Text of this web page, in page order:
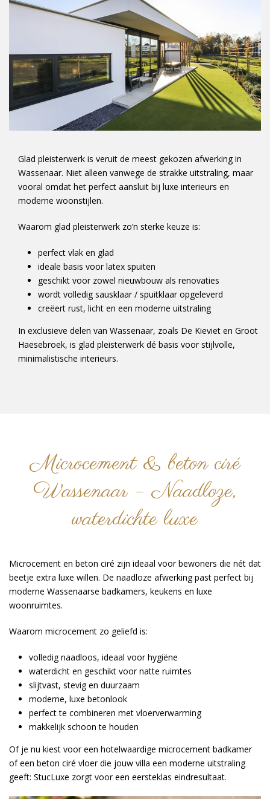
Glad pleisterwerk is veruit de meest gekozen afwerking in
Wassenaar. Niet alleen vanwege de strakke uitstraling, maar
vooral omdat het perfect aansluit bij luxe interieurs en
moderne woonstijlen.
Waarom glad pleisterwerk zo’n sterke keuze is:
perfect vlak en glad
ideale basis voor latex spuiten
geschikt voor zowel nieuwbouw als renovaties
wordt volledig sausklaar / spuitklaar opgeleverd
creëert rust, licht en een moderne uitstraling
In exclusieve delen van Wassenaar, zoals De Kieviet en Groot
Haesebroek, is glad pleisterwerk dé basis voor stijlvolle,
minimalistische interieurs.
Microcement & beton ciré
Wassenaar – Naadloze,
waterdichte luxe
Microcement en beton ciré zijn ideaal voor bewoners die nét dat
beetje extra luxe willen. De naadloze afwerking past perfect bij
moderne Wassenaarse badkamers, keukens en luxe
woonruimtes.
Waarom microcement zo geliefd is:
volledig naadloos, ideaal voor hygiëne
waterdicht en geschikt voor natte ruimtes
slijtvast, stevig en duurzaam
moderne, luxe betonlook
perfect te combineren met vloerverwarming
makkelijk schoon te houden
Of je nu kiest voor een hotelwaardige microcement badkamer
of een beton ciré vloer die jouw villa een moderne uitstraling
geeft: StucLuxe zorgt voor een eersteklas eindresultaat.